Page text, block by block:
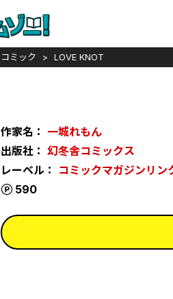
コミック LOVE KNOT
作家名： 一城れもん
出版社： 幻冬舎コミックス
レーベル： コミックマガジンリン
590